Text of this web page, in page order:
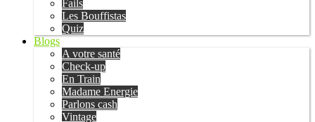
Fails
Les Bouffistas
Quiz
Blogs
A votre santé
Check-up
En Train
Madame Energie
Parlons cash
Vintage